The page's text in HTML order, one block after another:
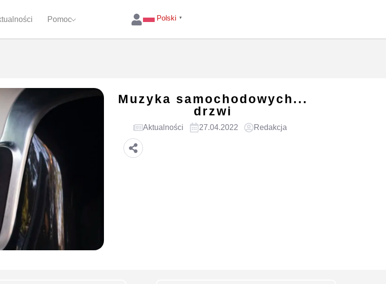
Pomoc Polski ▼
Muzyka samochodowych...
drzwi
Aktualności 27.04.2022 Redakcja